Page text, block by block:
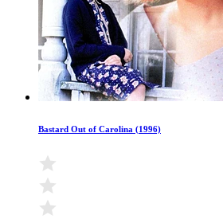
Bastard Out of Carolina (1996)